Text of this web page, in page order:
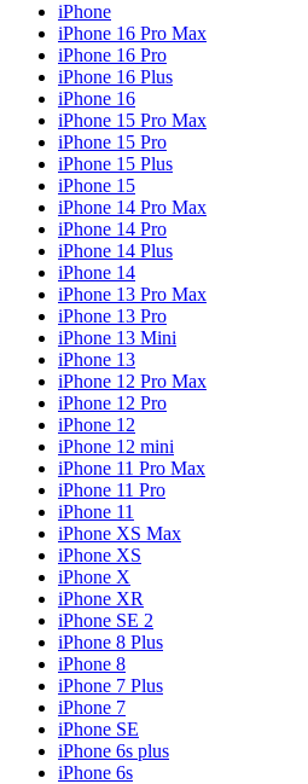
iPhone
iPhone 16 Pro Max
iPhone 16 Pro
iPhone 16 Plus
iPhone 16
iPhone 15 Pro Max
iPhone 15 Pro
iPhone 15 Plus
iPhone 15
iPhone 14 Pro Max
iPhone 14 Pro
iPhone 14 Plus
iPhone 14
iPhone 13 Pro Max
iPhone 13 Pro
iPhone 13 Mini
iPhone 13
iPhone 12 Pro Max
iPhone 12 Pro
iPhone 12
iPhone 12 mini
iPhone 11 Pro Max
iPhone 11 Pro
iPhone 11
iPhone XS Max
iPhone XS
iPhone X
iPhone XR
iPhone SE 2
iPhone 8 Plus
iPhone 8
iPhone 7 Plus
iPhone 7
iPhone SE
iPhone 6s plus
iPhone 6s